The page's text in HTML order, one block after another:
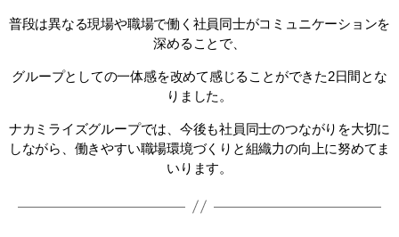
普段は異なる現場や職場で働く社員同士がコミュニケーションを
深めることで、
グループとしての一体感を改めて感じることができた2日間とな
りました。
ナカミライズグループでは、今後も社員同士のつながりを大切に
しながら、働きやすい職場環境づくりと組織力の向上に努めてま
いります。